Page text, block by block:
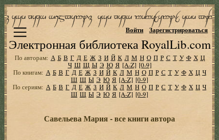
Электронная библиотека RoyalLib.com
Войти Зарегистрироваться
По авторам: А Б В Г Д Е Ж З И Й К Л М Н О П Р С Т У Ф Х Ц
Ч Ш Щ Ы Э Ю Я [A-Z] [0-9]
По книгам: А Б В Г Д Е Ж З И Й К Л М Н О П Р С Т У Ф Х Ц Ч
Ш Щ Ы Э Ю Я [A-Z] [0-9]
По сериям: А Б В Г Д Е Ж З И Й К Л М Н О П Р С Т У Ф Х Ц Ч
Ш Щ Ы Э Ю Я [A-Z] [0-9]
Савельева Мария - все книги автора